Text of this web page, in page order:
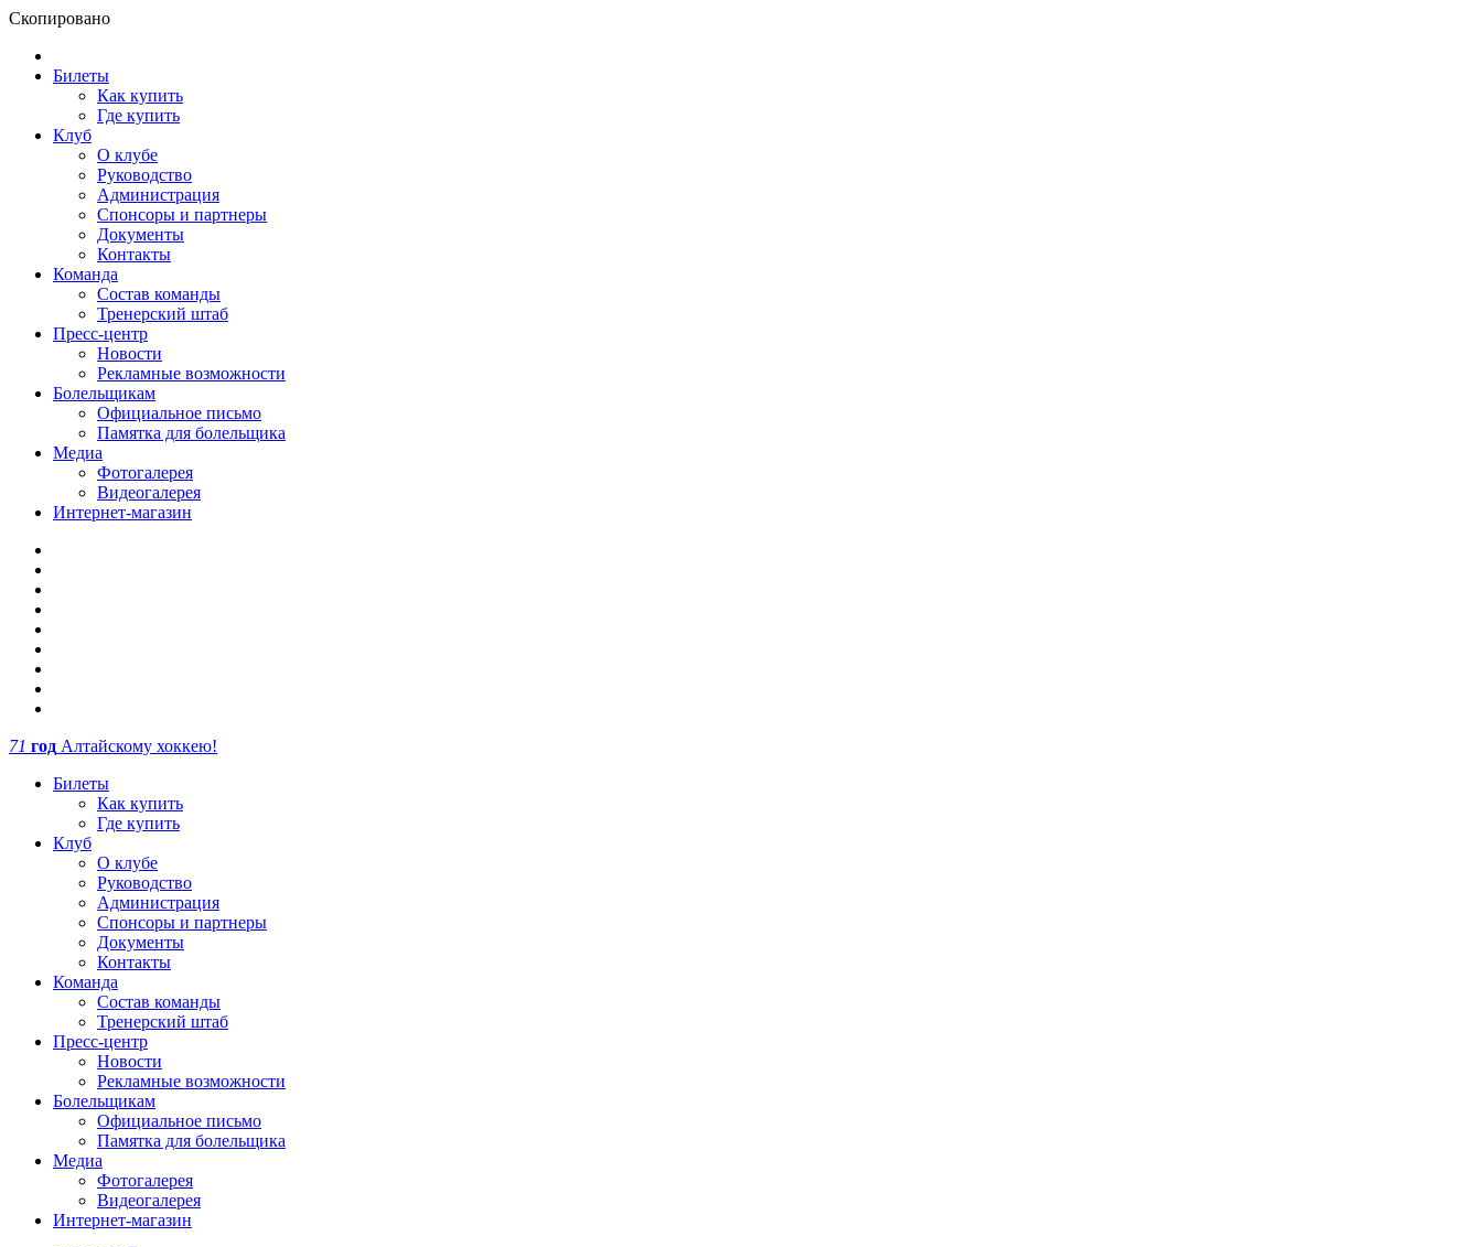
Скопировано
Билеты
Как купить
Где купить
Клуб
О клубе
Руководство
Администрация
Спонсоры и партнеры
Документы
Контакты
Команда
Состав команды
Тренерский штаб
Пресс-центр
Новости
Рекламные возможности
Болельщикам
Официальное письмо
Памятка для болельщика
Медиа
Фотогалерея
Видеогалерея
Интернет-магазин
71 год Алтайскому хоккею!
Билеты
Как купить
Где купить
Клуб
О клубе
Руководство
Администрация
Спонсоры и партнеры
Документы
Контакты
Команда
Состав команды
Тренерский штаб
Пресс-центр
Новости
Рекламные возможности
Болельщикам
Официальное письмо
Памятка для болельщика
Медиа
Фотогалерея
Видеогалерея
Интернет-магазин